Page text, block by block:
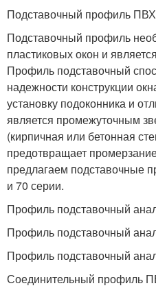
Подставочный профиль ПВХ
Подставочный профиль
пластиковых окон и
Профиль подставочный
надежности конструкции
установку подоконника и
является промежуточным
(кирпичная или бетонная
предотвращает
предлагаем подставочные
и 70 серии.
Профиль подставочный
Профиль подставочный
Профиль подставочный
Соединительный профиль